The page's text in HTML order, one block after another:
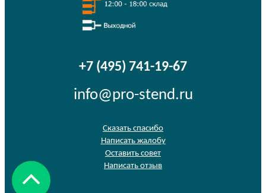
+7 (495) 741-19-67
info@pro-stend.ru
Сказать спасибо
Написать жалобу
Оставить совет
Написать отзыв